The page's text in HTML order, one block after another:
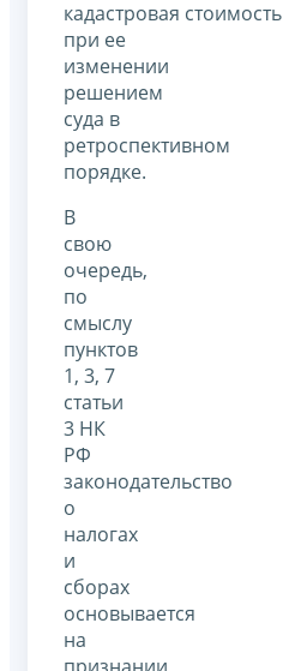
кадастровая стоимость
при ее
изменении
решением
суда в
ретроспективном
порядке.
В
свою
очередь,
по
смыслу
пунктов
1, 3, 7
статьи
3 НК
РФ
законодательство
о
налогах
и
сборах
основывается
на
признании